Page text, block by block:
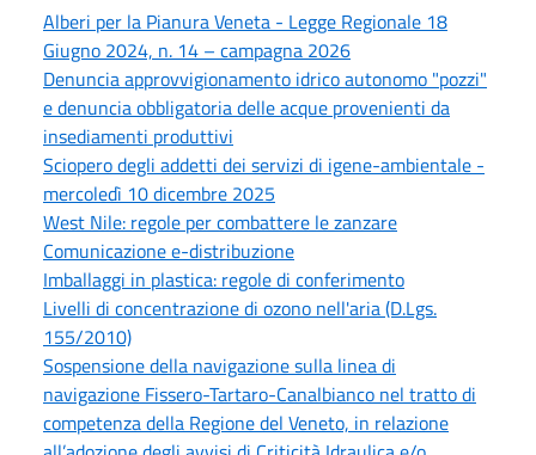
Alberi per la Pianura Veneta - Legge Regionale 18
Giugno 2024, n. 14 – campagna 2026
Denuncia approvvigionamento idrico autonomo "pozzi"
e denuncia obbligatoria delle acque provenienti da
insediamenti produttivi
Sciopero degli addetti dei servizi di igene-ambientale -
mercoledì 10 dicembre 2025
West Nile: regole per combattere le zanzare
Comunicazione e-distribuzione
Imballaggi in plastica: regole di conferimento
Livelli di concentrazione di ozono nell'aria (D.Lgs.
155/2010)
Sospensione della navigazione sulla linea di
navigazione Fissero-Tartaro-Canalbianco nel tratto di
competenza della Regione del Veneto, in relazione